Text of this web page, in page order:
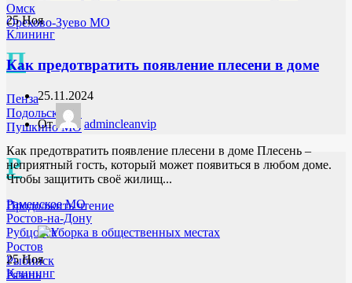
Омск
Орехово-Зуево МО
П
Пенза
Подольск МО
Пушкино МО
Р
Раменское МО
Ростов-на-Дону
Рубцовск
Ростов
Рыбинск
Рязань
25Ноя
Клининг
Как предотвратить появление плесени в доме
25.11.2024
От
admincleanvip
Как предотвратить появление плесени в доме Плесень –
неприятный гость, который может появиться в любом доме.
Чтобы защитить своё жилищ...
Продолжить чтение
25Ноя
Клининг